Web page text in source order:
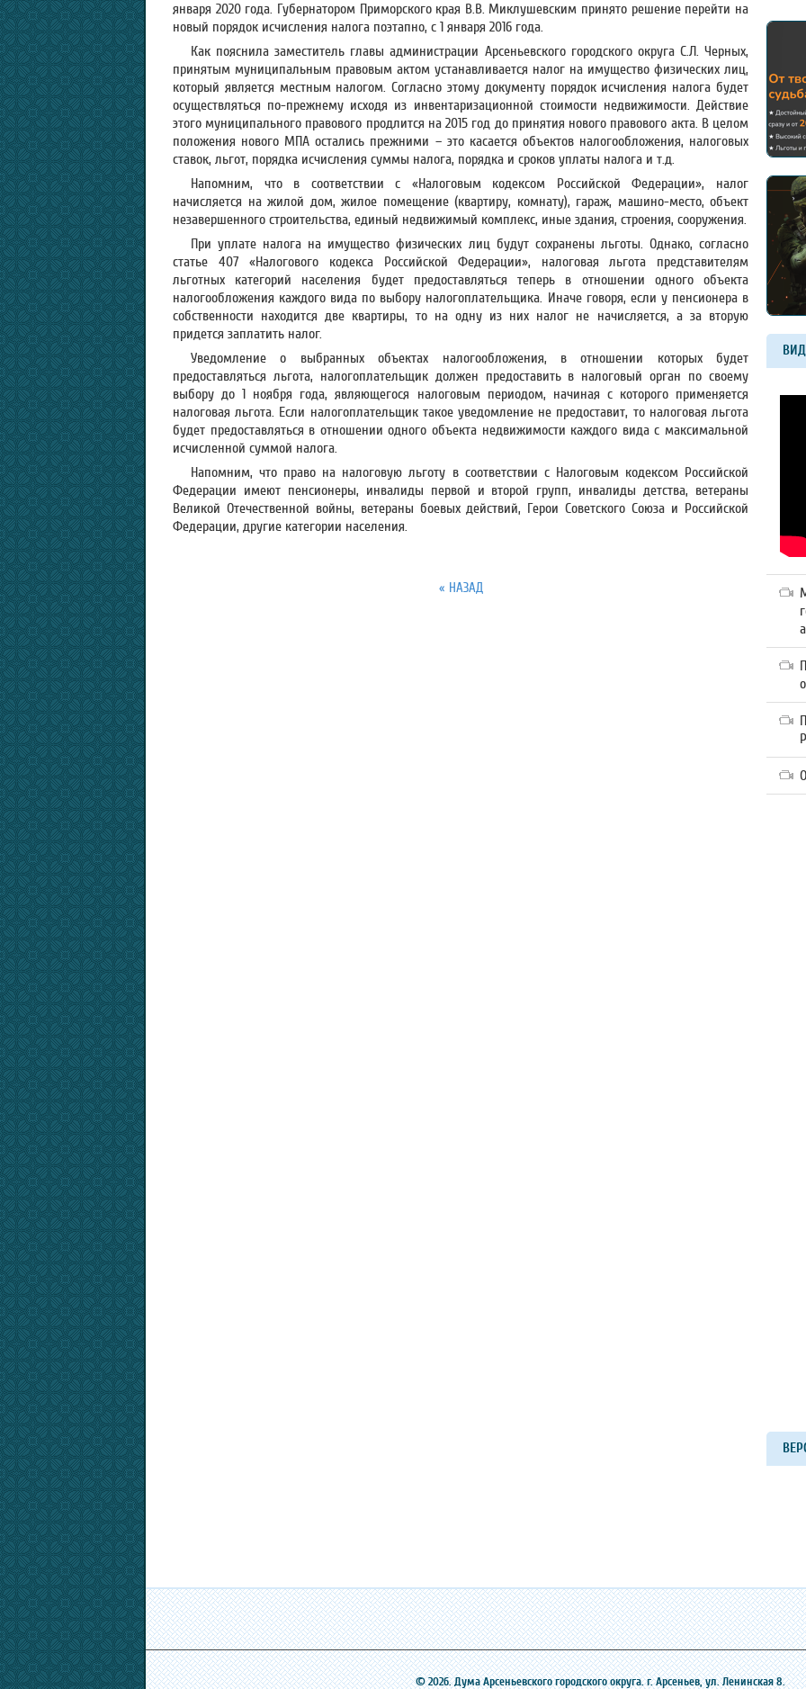
января 2020 года. Губернатором Приморского края В.В. Миклушевским принято решение перейти на
новый порядок исчисления налога поэтапно, с 1 января 2016 года.
Как пояснила заместитель главы администрации Арсеньевского городского округа С.Л. Черных,
принятым муниципальным правовым актом устанавливается налог на имущество физических лиц,
который является местным налогом. Согласно этому документу порядок исчисления налога будет
осуществляться по-прежнему исходя из инвентаризационной стоимости недвижимости. Действие
этого муниципального правового продлится на 2015 год до принятия нового правового акта. В целом
положения нового МПА остались прежними – это касается объектов налогообложения, налоговых
ставок, льгот, порядка исчисления суммы налога, порядка и сроков уплаты налога и т.д.
Напомним, что в соответствии с «Налоговым кодексом Российской Федерации», налог
начисляется на жилой дом, жилое помещение (квартиру, комнату), гараж, машино-место, объект
незавершенного строительства, единый недвижимый комплекс, иные здания, строения, сооружения.
При уплате налога на имущество физических лиц будут сохранены льготы. Однако, согласно
статье 407 «Налогового кодекса Российской Федерации», налоговая льгота представителям
льготных категорий населения будет предоставляться теперь в отношении одного объекта
налогообложения каждого вида по выбору налогоплательщика. Иначе говоря, если у пенсионера в
собственности находится две квартиры, то на одну из них налог не начисляется, а за вторую
придется заплатить налог.
Уведомление о выбранных объектах налогообложения, в отношении которых будет
предоставляться льгота, налогоплательщик должен предоставить в налоговый орган по своему
выбору до 1 ноября года, являющегося налоговым периодом, начиная с которого применяется
налоговая льгота. Если налогоплательщик такое уведомление не предоставит, то налоговая льгота
будет предоставляться в отношении одного объекта недвижимости каждого вида с максимальной
исчисленной суммой налога.
Напомним, что право на налоговую льготу в соответствии с Налоговым кодексом Российской
Федерации имеют пенсионеры, инвалиды первой и второй групп, инвалиды детства, ветераны
Великой Отечественной войны, ветераны боевых действий, Герои Советского Союза и Российской
Федерации, другие категории населения.
« НАЗАД
© 2026. Дума Арсеньевского городского округа. г. Арсеньев, ‎ул. Ленинская 8.